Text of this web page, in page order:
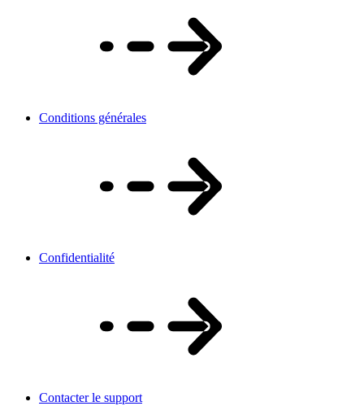
Conditions générales
Confidentialité
Contacter le support